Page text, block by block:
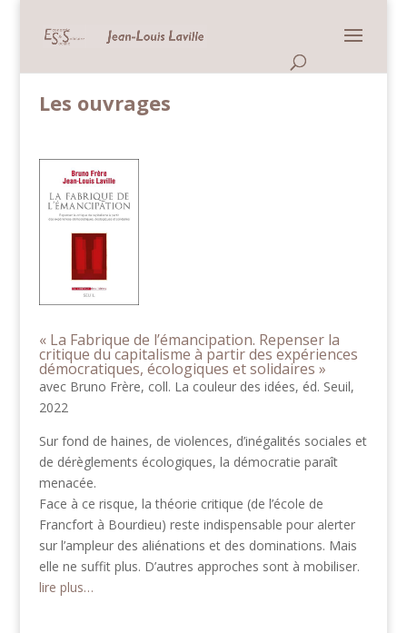
Les ouvrages
« La Fabrique de l’émancipation. Repenser la
critique du capitalisme à partir des expériences
démocratiques, écologiques et solidaires »
avec Bruno Frère, coll. La couleur des idées, éd. Seuil,
2022
Sur fond de haines, de violences, d’inégalités sociales et
de dérèglements écologiques, la démocratie paraît
menacée.
Face à ce risque, la théorie critique (de l’école de
Francfort à Bourdieu) reste indispensable pour alerter
sur l’ampleur des aliénations et des dominations. Mais
elle ne suffit plus. D’autres approches sont à mobiliser.
lire plus…